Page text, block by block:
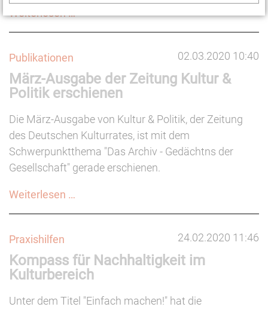
Weiterlesen …
29.
Mai
02.03.2020 10:40
Publikationen
März-Ausgabe der Zeitung Kultur &
Politik erschienen
Die März-Ausgabe von Kultur & Politik, der Zeitung
des Deutschen Kulturrates, ist mit dem
Schwerpunktthema "Das Archiv - Gedächtns der
Gesellschaft" gerade erschienen.
Weiterlesen …
Kultur
&
erschienen
24.02.2020 11:46
Praxishilfen
Kompass für Nachhaltigkeit im
Kulturbereich
Unter dem Titel "Einfach machen!" hat die